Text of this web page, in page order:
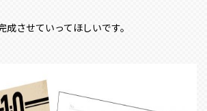
させていってほしいです。